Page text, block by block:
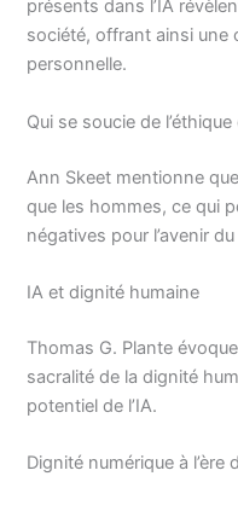
présents dans l’IA
société, offrant ainsi une
personnelle.
Qui se soucie de l’éthique
Ann Skeet mentionne
que les hommes, ce qui
négatives pour l’avenir
IA et dignité humaine
Thomas G. Plante
sacralité de la dignité
potentiel de l’IA.
Dignité numérique à l’ère